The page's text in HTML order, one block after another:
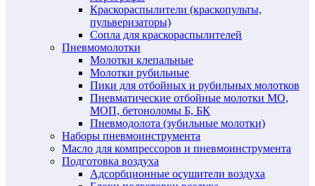
Краскораспылители (краскопульты,
пульверизаторы)
Сопла для краскораспылителей
Пневмомолотки
Молотки клепальные
Молотки рубильные
Пики для отбойных и рубильных молотков
Пневматические отбойные молотки МО,
МОП, бетоноломы Б, БК
Пневмодолота (зубильные молотки)
Наборы пневмоинструмента
Масло для компрессоров и пневмоинструмента
Подготовка воздуха
Адсорбционные осушители воздуха